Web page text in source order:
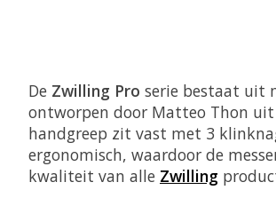
De Zwilling Pro serie bestaat uit
ontworpen door Matteo Thon
handgreep zit vast met 3
ergonomisch, waardoor de
kwaliteit van alle Zwilling